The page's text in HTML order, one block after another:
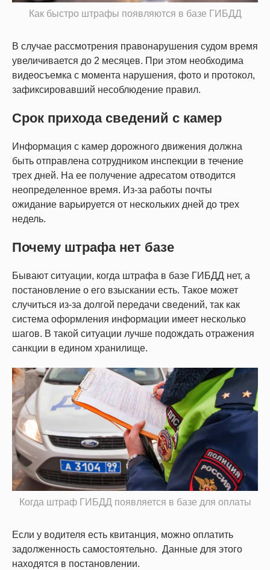
Как быстро штрафы появляются в базе ГИБДД
В случае рассмотрения правонарушения судом время
увеличивается до 2 месяцев. При этом необходима
видеосъемка с момента нарушения, фото и протокол,
зафиксировавший несоблюдение правил.
Срок прихода сведений с камер
Информация с камер дорожного движения должна
быть отправлена сотрудником инспекции в течение
трех дней. На ее получение адресатом отводится
неопределенное время. Из-за работы почты
ожидание варьируется от нескольких дней до трех
недель.
Почему штрафа нет базе
Бывают ситуации, когда штрафа в базе ГИБДД нет, а
постановление о его взыскании есть. Такое может
случиться из-за долгой передачи сведений, так как
система оформления информации имеет несколько
шагов. В такой ситуации лучше подождать отражения
санкции в едином хранилище.
Когда штраф ГИБДД появляется в базе для оплаты
Если у водителя есть квитанция, можно оплатить
задолженность самостоятельно. Данные для этого
находятся в постановлении.